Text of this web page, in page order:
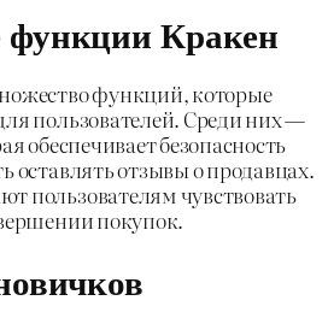
Кракен
функций, которые
пользователей. Среди них —
обеспечивает безопасность
оставлять отзывы о продавцах.
пользователям чувствовать
покупок.